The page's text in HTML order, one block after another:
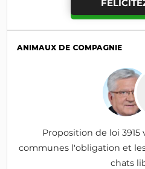
ANIMAUX DE COMPAGNIE
Proposition de loi
communes l'obligation et
chats